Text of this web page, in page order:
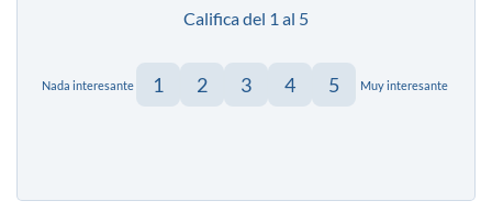
Califica del 1 al 5
Nada interesante 1 2 3 4 5 Muy interesante